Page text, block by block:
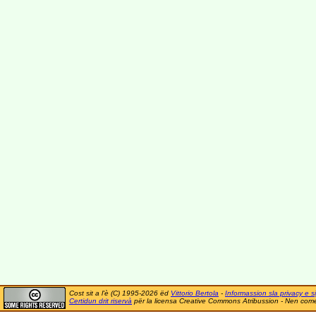
Cost sit a l'è (C) 1995-2026 ëd Vittorio Bertola - Informassion sla privacy e
Certidun drit riservà për la licensa Creative Commons Atribussion - Nen